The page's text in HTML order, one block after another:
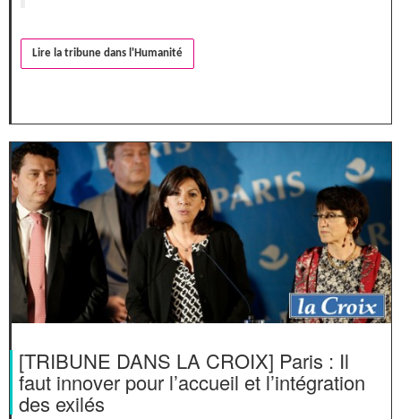
Lire la tribune dans l'Humanité
[TRIBUNE DANS LA CROIX] Paris : Il
faut innover pour l’accueil et l’intégration
des exilés